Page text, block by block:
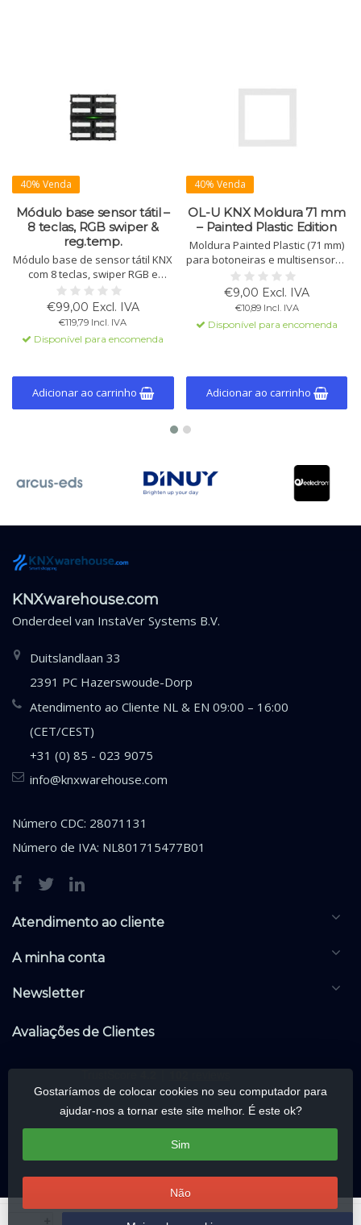
40% Venda
Módulo base sensor tátil –
8 teclas, RGB swiper &
reg.temp.
Módulo base de sensor tátil KNX
com 8 teclas, swiper RGB e
controlo de temperatura
integrado. Adequado para
cenários, iluminação, estores,
lógica e KNX Data Secure. Teclas,
placas e molduras estão
separados.
€99,00 Excl. IVA
€119,79 Incl. IVA
Disponível para encomenda
Adicionar ao carrinho
40% Venda
OL-U KNX Moldura 71 mm
– Painted Plastic Edition
Moldura Painted Plastic (71 mm)
para botoneiras e multisensores
OL-U KNX. Leve, durável e
disponível em White, Black e
White Helvetia. Instalação
simples e encaixe perfeito no
sistema OL-U.
€9,00 Excl. IVA
€10,89 Incl. IVA
Disponível para encomenda
Adicionar ao carrinho
KNXwarehouse.com
Onderdeel van InstaVer Systems B.V.
Duitslandlaan 33
2391 PC Hazerswoude-Dorp
Atendimento ao Cliente NL & EN 09:00 – 16:00
(CET/CEST)
+31 (0) 85 - 023 9075
info@knxwarehouse.com
Número CDC: 28071131
Número de IVA: NL801715477B01
Atendimento ao cliente
A minha conta
Newsletter
Avaliações de Clientes
Gostaríamos de colocar cookies no seu computador para
ajudar-nos a tornar este site melhor. É este ok?
Sim
Não